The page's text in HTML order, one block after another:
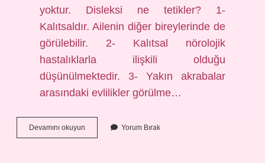
yoktur. Disleksi ne tetikler? 1-
Kalıtsaldır. Ailenin diğer bireylerinde de
görülebilir. 2- Kalıtsal nörolojik
hastalıklarla ilişkili olduğu
düşünülmektedir. 3- Yakın akrabalar
arasındaki evlilikler görülme…
Devamını okuyun
Ile
Yorum Bırak